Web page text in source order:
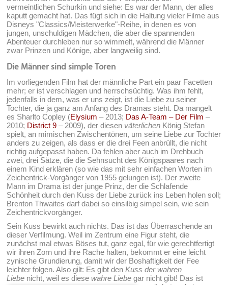
vermeintlichen Schurkin und siehe: Es war der Mann, der alles
kaputt gemacht hat. Das fügt sich in die Haltung vieler Filme aus
Disneys "Classics/Meisterwerke"-Reihe, in denen es von
jungen, unschuldigen Mädchen, die aber die spannenden
Abenteuer durchleben nur so wimmelt, während die Männer
zwar Prinzen und Könige, aber langweilig sind.
Die Männer sind simple Toren
Im vorliegenden Film hat der männliche Part ein paar Facetten
mehr; er ist verschlagen und herrschsüchtig. Was ihm fehlt,
jedenfalls in dem, was er uns zeigt, ist die Liebe zu seiner
Tochter, die ja ganz am Anfang des Dramas steht. Da mangelt
es Sharlto Copley (Elysium – 2013; Das A-Team – Der Film –
2010; District 9 – 2009), der diesen väterlichen König Stefan
spielt, an mimischen Zwischentönen, um seine Liebe zur Tochter
anders zu zeigen, als dass er die drei Feen anbrüllt, die nicht
richtig aufgepasst haben. Da fehlen aber auch im Drehbuch
zwei, drei Sätze, die die Sehnsucht des Königspaares nach
einem Kind erklären (so wie das mit sehr einfachen Worten im
Zeichentrick-Vorgänger von 1955 gelungen ist). Der zweite
Mann im Drama ist der junge Prinz, der die Schlafende
Schönheit durch den Kuss der Liebe zurück ins Leben holen soll;
Brenton Thwaites darf dabei so einsilbig simpel sein, wie sein
Zeichentrickvorgänger.
Sein Kuss bewirkt auch nichts. Das ist das Überraschende an
dieser Verfilmung. Weil im Zentrum eine Figur steht, die
zunächst mal etwas Böses tut, ganz egal, für wie gerechtfertigt
wir ihren Zorn und ihre Rache halten, bekommt er eine leicht
zynische Grundierung, damit wir der Boshaftigkeit der Fee
leichter folgen. Also gilt: Es gibt denKuss der wahren
Liebe nicht, weil es diesewahre Liebe gar nicht gibt! Das ist